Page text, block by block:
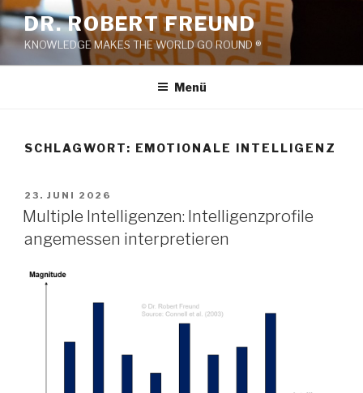
Zum
Inhalt
springen
DR. ROBERT FREUND
KNOWLEDGE MAKES THE WORLD GO ROUND ®
Menü
SCHLAGWORT: EMOTIONALE INTELLIGENZ
VERÖFFENTLICHT
AM
23. JUNI 2026
Multiple Intelligenzen: Intelligenzprofile
angemessen interpretieren